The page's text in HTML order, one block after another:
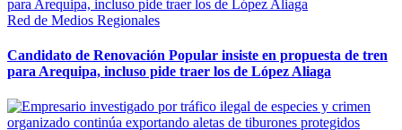
Red de Medios Regionales
Candidato de Renovación Popular insiste en propuesta de tren
para Arequipa, incluso pide traer los de López Aliaga